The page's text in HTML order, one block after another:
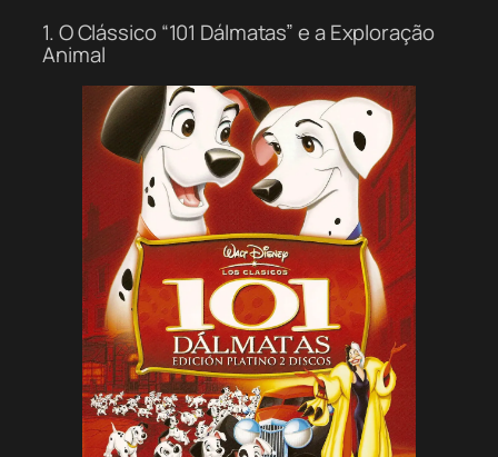
1. O Clássico “101 Dálmatas” e a Exploração
Animal